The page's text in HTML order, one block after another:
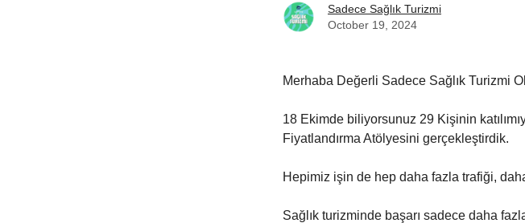
Sadece Sağlık Turizmi
October 19, 2024
Merhaba Değerli Sadece Sağlık Turizmi
18 Ekimde biliyorsunuz 29 Kişinin
Fiyatlandırma Atölyesini gerçekleştirdik.
Hepimiz işin de hep daha fazla trafiği,
Sağlık turizminde başarı sadece daha